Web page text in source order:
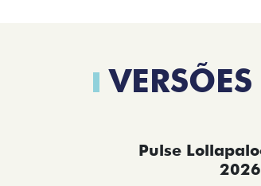
Pulse
2026